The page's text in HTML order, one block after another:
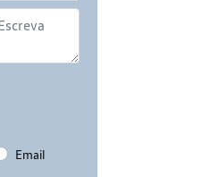
Email